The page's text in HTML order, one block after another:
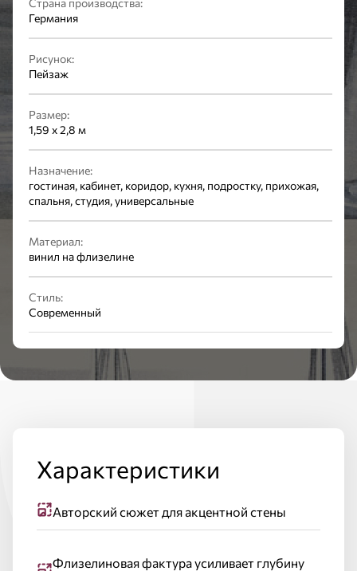
Страна производства:
Германия
Рисунок:
Пейзаж
Размер:
1,59 x 2,8 м
Назначение:
гостиная, кабинет, коридор, кухня, подростку, прихожая,
спальня, студия, универсальные
Материал:
винил на флизелине
Стиль:
Современный
Характеристики
Авторский сюжет для акцентной стены
Флизелиновая фактура усиливает глубину